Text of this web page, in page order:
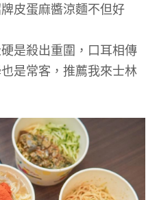
皮蛋麻醬涼麵不但好
是殺出重圍，口耳相傳
是常客，推薦我來士林